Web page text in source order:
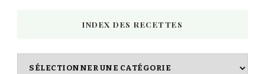
INDEX DES RECETTES
Index